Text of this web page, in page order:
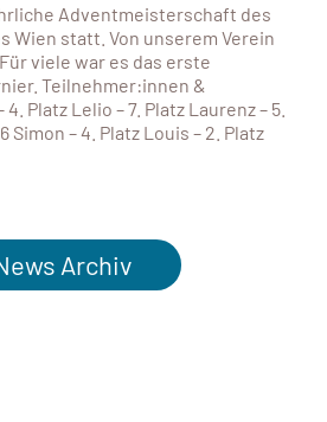
Adventmeisterschaft des
Wien statt. Von unserem Verein
viele war es das erste
Teilnehmer:innen &
Platz Lelio – 7. Platz Laurenz – 5.
Simon – 4. Platz Louis – 2. Platz
Archiv